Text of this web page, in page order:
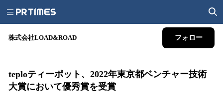
株式会社LOAD&ROAD フォロー
teploティーポット、2022年東京都ベンチャー技術
大賞において優秀賞を受賞